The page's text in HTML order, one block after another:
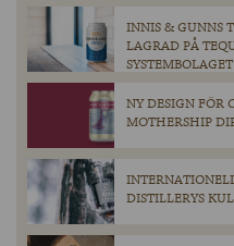
INNIS & GUNNS
LAGRAD PÅ
SYSTEMBOLAGET.
NY DESIGN FÖR
MOTHERSHIP
DISTILLERYS